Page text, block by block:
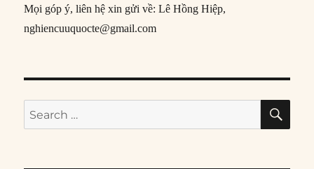
Mọi góp ý, liên hệ xin gửi về: Lê Hồng Hiệp,
nghiencuuquocte@gmail.com
Search
for: